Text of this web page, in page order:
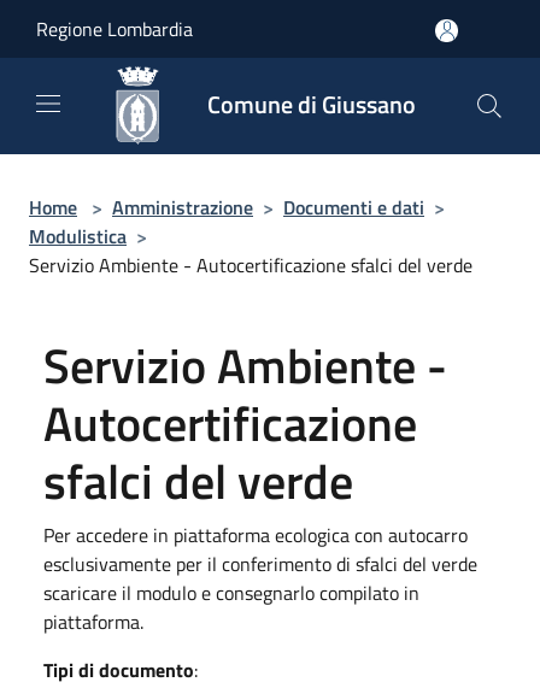
Regione Lombardia
Comune di Giussano
Home > Amministrazione > Documenti e dati >
Modulistica >
Servizio Ambiente - Autocertificazione sfalci del verde
Servizio Ambiente -
Autocertificazione
sfalci del verde
Per accedere in piattaforma ecologica con autocarro
esclusivamente per il conferimento di sfalci del verde
scaricare il modulo e consegnarlo compilato in
piattaforma.
Tipi di documento: